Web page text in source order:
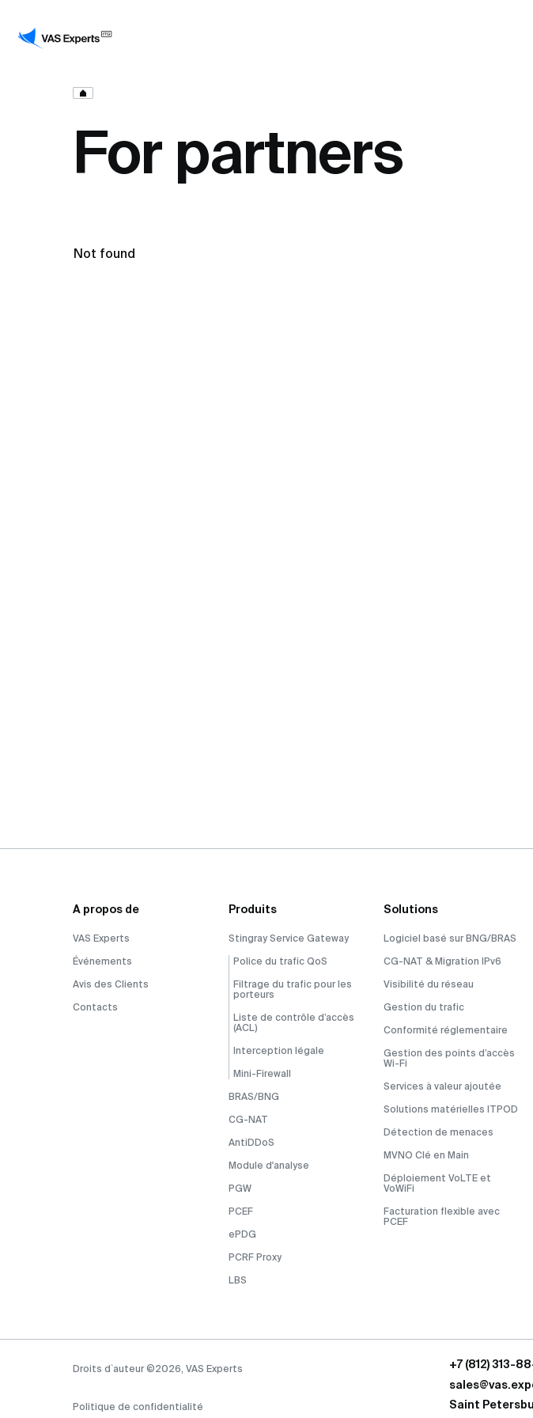
For partners
Not found
A propos de
VAS Experts
Événements
Avis des Clients
Contacts
Produits
Stingray Service Gateway
Police du trafic QoS
Filtrage du trafic pour les
porteurs
Liste de contrôle d’accès
(ACL)
Interception légale
Mini-Firewall
BRAS/BNG
CG-NAT
AntiDDoS
Module d'analyse
PGW
PCEF
ePDG
PCRF Proxy
LBS
Solutions
Logiciel basé sur BNG/BRAS
CG-NAT & Migration IPv6
Visibilité du réseau
Gestion du trafic
Conformité réglementaire
Gestion des points d’accès
Wi-Fi
Services à valeur ajoutée
Solutions matérielles ITPOD
Détection de menaces
MVNO Clé en Main
Déploiement VoLTE et
VoWiFi
Facturation flexible avec
PCEF
Droits d`auteur ©2026, VAS Experts
Politique de confidentialité
+7 (812) 313-
Saint